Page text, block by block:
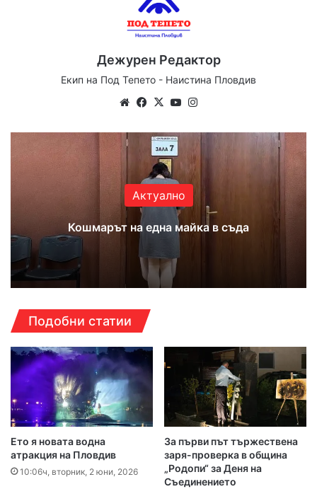
Дежурен Редактор
Екип на Под Тепето - Наистина Пловдив
WebsiteFacebook
X YouTube
Актуално
Кошмарът на една майка в съда
Подобни статии
Ето я новата водна
атракция на Пловдив
10:06ч, вторник, 2 юни, 2026
За първи път тържествена
заря-проверка в община
„Родопи“ за Деня на
Съединението